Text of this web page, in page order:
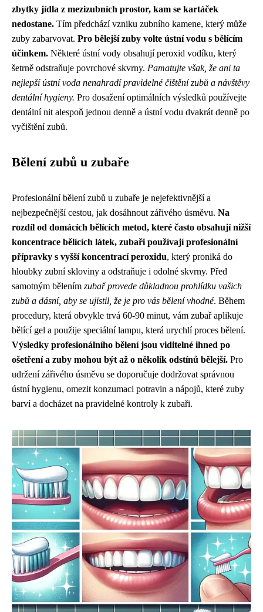
zbytky jídla z mezizubních prostor, kam se kartáček
nedostane. Tím předchází vzniku zubního kamene, který může
zuby zabarvovat. Pro bělejší zuby volte ústní vodu s bělícím
účinkem. Některé ústní vody obsahují peroxid vodíku, který
šetrně odstraňuje povrchové skvrny. Pamatujte však, že ani ta
nejlepší ústní voda nenahradí pravidelné čištění zubů a návštěvy
dentální hygieny. Pro dosažení optimálních výsledků používejte
dentální nit alespoň jednou denně a ústní vodu dvakrát denně po
vyčištění zubů.
Bělení zubů u zubaře
Profesionální bělení zubů u zubaře je nejefektivnější a
nejbezpečnější cestou, jak dosáhnout zářivého úsměvu. Na
rozdíl od domácích bělících metod, které často obsahují nižší
koncentrace bělících látek, zubaři používají profesionální
přípravky s vyšší koncentrací peroxidu, který proniká do
hloubky zubní skloviny a odstraňuje i odolné skvrny. Před
samotným bělením zubař provede důkladnou prohlídku vašich
zubů a dásní, aby se ujistil, že je pro vás bělení vhodné. Během
procedury, která obvykle trvá 60-90 minut, vám zubař aplikuje
bělící gel a použije speciální lampu, která urychlí proces bělení.
Výsledky profesionálního bělení jsou viditelné ihned po
ošetření a zuby mohou být až o několik odstínů bělejší. Pro
udržení zářivého úsměvu se doporučuje dodržovat správnou
ústní hygienu, omezit konzumaci potravin a nápojů, které zuby
barví a docházet na pravidelné kontroly k zubaři.